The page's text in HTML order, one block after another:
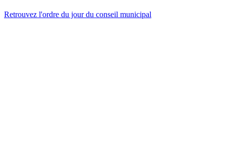
Retrouvez l'ordre du jour du conseil municipal